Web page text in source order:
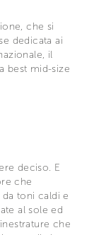
che si
dedicata ai
il
best mid-size
deciso. E
che
toni caldi e
al sole ed
che